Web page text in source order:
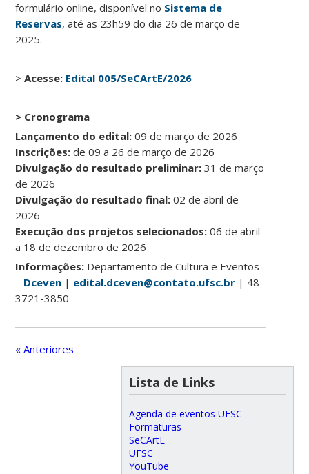
formulário online, disponível no Sistema de
Reservas, até as 23h59 do dia 26 de março de
2025.
>Acesse: Edital 005/SeCArtE/2026
> Cronograma
Lançamento do edital: 09 de março de 2026
Inscrições:de 09 a 26 de março de 2026
Divulgação do resultado preliminar: 31 de março
de 2026
Divulgação do resultado final: 02 de abril de
2026
Execução dos projetos selecionados: 06 de abril
a 18 de dezembro de 2026
Informações: Departamento de Cultura e Eventos
– Dceven | edital.dceven@contato.ufsc.br | 48
3721-3850
« Anteriores
Lista de Links
Agenda de eventos UFSC
Formaturas
SeCArtE
UFSC
YouTube